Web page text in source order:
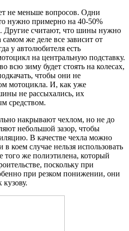
не меньше вопросов. Одни
нужно примерно на 40-50%
Другие считают, что шины нужно
же деле все зависит от
у автолюбителя есть
на центральную подставку.
всю зиму будет стоять на колесах,
чтобы они не
мотоцикла. И, как уже
не рассыхались, их
средством.
накрывают чехлом, но не до
небольшой зазор, чтобы
В качестве чехла можно
в коем случае нельзя использовать
же полиэтилена, который
поскольку при
при резком понижении, они
кузову.